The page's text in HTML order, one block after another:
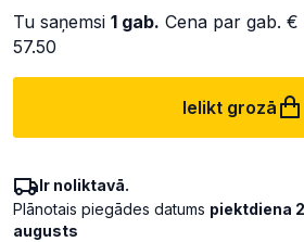
Tu saņemsi 1 gab. Cena par gab. €
57.50
Ielikt grozā
Ir noliktavā.
Plānotais piegādes datums piektdiena
augusts